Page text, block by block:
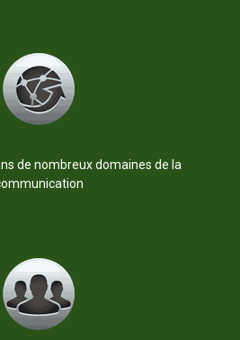
de nombreux domaines de la